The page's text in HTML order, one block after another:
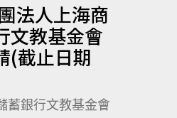
法人上海商
文教基金會
(截止日期
蓄銀行文教基金會